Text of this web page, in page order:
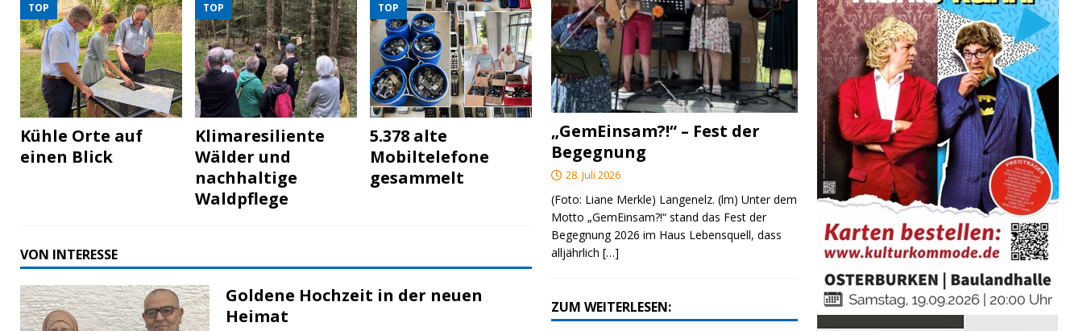
TOP
Kühle Orte auf
einen Blick
TOP
Klimaresiliente
Wälder und
nachhaltige
Waldpflege
TOP
5.378 alte
Mobiltelefone
gesammelt
VON INTERESSE
Goldene Hochzeit in der neuen
Heimat
„GemEinsam?!“ – Fest der
Begegnung
28. Juli 2026
(Foto: Liane Merkle) Langenelz. (lm) Unter dem
Motto „GemEinsam?!“ stand das Fest der
Begegnung 2026 im Haus Lebensquell, dass
alljährlich[…]
ZUM WEITERLESEN: